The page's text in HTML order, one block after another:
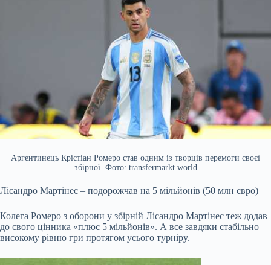
Аргентинець Крістіан Ромеро став одним із творців перемоги своєї
збірної. Фото: transfermarkt.world
Лісандро Мартінес – подорожчав на 5 мільйонів (50 млн євро)
Колега Ромеро з оборони у збірній Лісандро Мартінес теж додав
до свого цінника «плюс 5 мільйонів». А все завдяки стабільно
високому рівню гри протягом усього турніру.